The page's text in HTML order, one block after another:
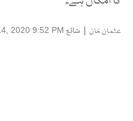
عثمان خان | شائع 2020 9:52 PM